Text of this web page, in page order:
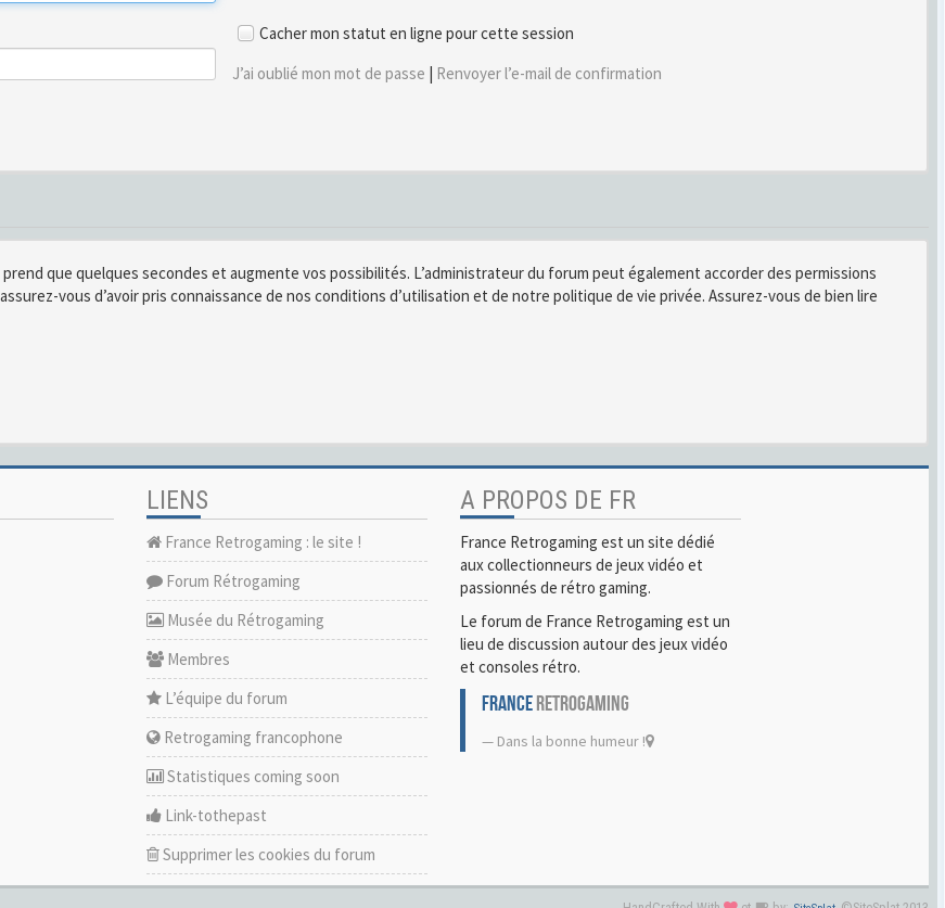
Cacher mon statut en ligne pour cette session
J’ai oublié mon mot de passe | Renvoyer l’e-mail de confirmation
que quelques secondes et augmente vos possibilités. L’administrateur du forum peut également accorder des permissions
vous d’avoir pris connaissance de nos conditions d’utilisation et de notre politique de vie privée. Assurez-vous de bien lire
LIENS
France Retrogaming : le site !
Forum Rétrogaming
Musée du Rétrogaming
Membres
L’équipe du forum
Retrogaming francophone
Statistiques coming soon
Link-tothepast
Supprimer les cookies du forum
A PROPOS DE FR
France Retrogaming est un site dédié
aux collectionneurs de jeux vidéo et
passionnés de rétro gaming.
Le forum de France Retrogaming est un
lieu de discussion autour des jeux vidéo
et consoles rétro.
FRANCERETROGAMING
Dans la bonne humeur !